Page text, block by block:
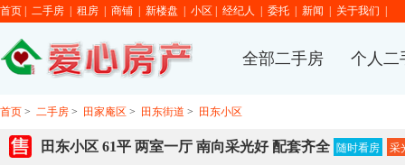
首页 二手房 租房 商铺 新楼盘 小区 经纪人 委托 新闻 关于我们
全部二手房 个人二
首页 > 二手房 > 田家庵区 > 田东街道 > 田东小区
田东小区 61平 两室一厅 南向采光好 配套齐全 随时看房 采